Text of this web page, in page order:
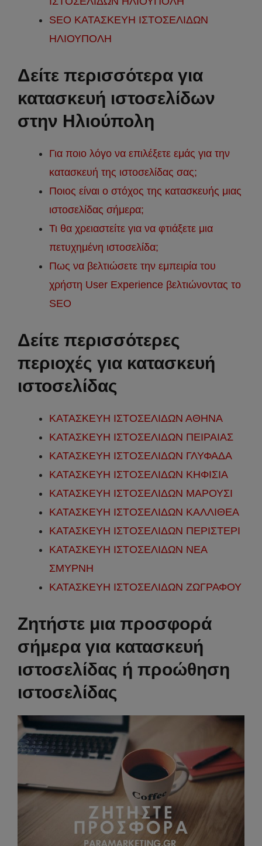
SEO ΚΑΤΑΣΚΕΥΗ ΙΣΤΟΣΕΛΙΔΩΝ
ΗΛΙΟΥΠΟΛΗ
Δείτε περισσότερα για
κατασκευή ιστοσελίδων
στην Ηλιούπολη
Για ποιο λόγο να επιλέξετε εμάς για την
κατασκευή της ιστοσελίδας σας;
Ποιος είναι ο στόχος της κατασκευής μιας
ιστοσελίδας σήμερα;
Τι θα χρειαστείτε για να φτιάξετε μια
πετυχημένη ιστοσελίδα;
Πως να βελτιώσετε την εμπειρία του
χρήστη User Experience βελτιώνοντας το
SEO
Δείτε περισσότερες
περιοχές για κατασκευή
ιστοσελίδας
ΚΑΤΑΣΚΕΥΗ ΙΣΤΟΣΕΛΙΔΩΝ ΑΘΗΝΑ
ΚΑΤΑΣΚΕΥΗ ΙΣΤΟΣΕΛΙΔΩΝ ΠΕΙΡΑΙΑΣ
ΚΑΤΑΣΚΕΥΗ ΙΣΤΟΣΕΛΙΔΩΝ ΓΛΥΦΑΔΑ
ΚΑΤΑΣΚΕΥΗ ΙΣΤΟΣΕΛΙΔΩΝ ΚΗΦΙΣΙΑ
ΚΑΤΑΣΚΕΥΗ ΙΣΤΟΣΕΛΙΔΩΝ ΜΑΡΟΥΣΙ
ΚΑΤΑΣΚΕΥΗ ΙΣΤΟΣΕΛΙΔΩΝ ΚΑΛΛΙΘΕΑ
ΚΑΤΑΣΚΕΥΗ ΙΣΤΟΣΕΛΙΔΩΝ ΠΕΡΙΣΤΕΡΙ
ΚΑΤΑΣΚΕΥΗ ΙΣΤΟΣΕΛΙΔΩΝ ΝΕΑ
ΣΜΥΡΝΗ
ΚΑΤΑΣΚΕΥΗ ΙΣΤΟΣΕΛΙΔΩΝ ΖΩΓΡΑΦΟΥ
Ζητήστε μια προσφορά
σήμερα για κατασκευή
ιστοσελίδας ή προώθηση
ιστοσελίδας